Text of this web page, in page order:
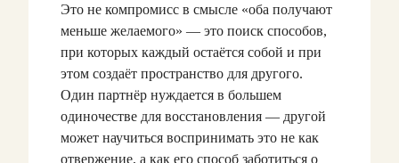
Это не компромисс в смысле «оба получают
меньше желаемого» — это поиск способов,
при которых каждый остаётся собой и при
этом создаёт пространство для другого.
Один партнёр нуждается в большем
одиночестве для восстановления — другой
может научиться воспринимать это не как
отвержение, а как его способ заботиться о